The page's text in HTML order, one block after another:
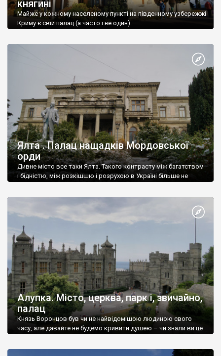
княгині
Майже у кожному населеному пункті на південному узбережжі
Криму є свій палац (а часто і не один).
Ялта . Палац нащадків Мордовської
орди
Дивне місто все таки Ялта. Такого контрасту між багатством
і бідністю, між розкішшю і розрухою в Україні більше не
Алупка. Місто, церква, парк і, звичайно,
палац
Князь Воронцов був чи не найвідомішою людиною свого
часу, але давайте не будемо кривити душею – чи знали ви це